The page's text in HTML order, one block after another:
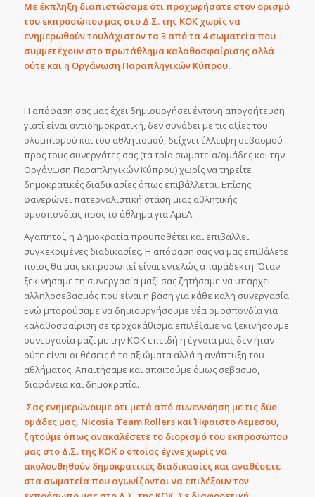
Με έκπληξη διαπιστώσαμε ότι προχωρήσατε στον ορισμό
του εκπροσώπου μας στο Δ.Σ. της ΚΟΚ χωρίς να
ενημερωθούν τουλάχιστον τα 3 από τα 4 σωματεία που
συμμετέχουν στο πρωτάθλημα καλαθοσφαίρισης αλλά
ούτε και η Οργάνωση Παραπληγικών Κύπρου.
Η απόφαση σας μας έχει δημιουργήσει έντονη απογοήτευση
γιατί είναι αντιδημοκρατική, δεν συνάδει με τις αξίες του
ολυμπισμού και του αθλητισμού, δείχνει έλλειψη σεβασμού
προς τους συνεργάτες σας (τα τρία σωματεία/ομάδες και την
Οργάνωση Παραπληγικών Κύπρου) χωρίς να τηρείτε
δημοκρατικές διαδικασίες όπως επιβάλλεται. Επίσης
φανερώνει πατερναλιστική στάση μιας αθλητικής
ομοσπονδίας προς το άθλημα για ΑμεΑ.
Αγαπητοί, η Δημοκρατία προϋποθέτει και επιβάλλει
συγκεκριμένες διαδικασίες. Η απόφαση σας να μας επιβάλετε
ποιος θα μας εκπροσωπεί είναι εντελώς απαράδεκτη. Όταν
ξεκινήσαμε τη συνεργασία μαζί σας ζητήσαμε να υπάρχει
αλληλοσεβασμός που είναι η βάση για κάθε καλή συνεργασία.
Ενώ μπορούσαμε να δημιουργήσουμε νέα ομοσπονδία για
καλαθοσφαίριση σε τροχοκάθισμα επιλέξαμε να ξεκινήσουμε
συνεργασία μαζί με την ΚΟΚ επειδή η έγνοια μας δεν ήταν
ούτε είναι οι θέσεις ή τα αξιώματα αλλά η ανάπτυξη του
αθλήματος. Απαιτήσαμε και απαιτούμε όμως σεβασμό,
διαφάνεια και δημοκρατία.
Σας ενημερώνουμε ότι μετά από συνεννόηση με τις δύο
ομάδες μας, Nicosia Team Rollers και Ήφαιστο Λεμεσού,
ζητούμε όπως ανακαλέσετε το διορισμό του εκπροσώπου
μας στο Δ.Σ. της ΚΟΚ ο οποίος έγινε χωρίς να
ακολουθηθούν δημοκρατικές διαδικασίες και αναθέσετε
στα σωματεία που αγωνίζονται να επιλέξουν τον